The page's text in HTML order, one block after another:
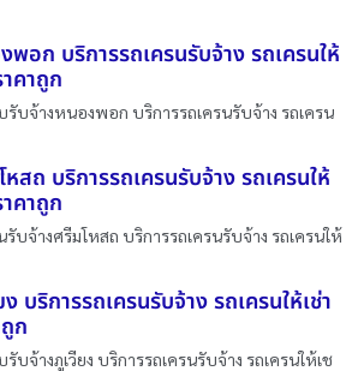
พอก บริการรถเครนรับจ้าง รถเครนให้
าคาถูก
รับจ้างหนองพอก บริการรถเครนรับจ้าง รถเครน
สถ บริการรถเครนรับจ้าง รถเครนให้
าคาถูก
รับจ้างศรีมโหสถ บริการรถเครนรับจ้าง รถเครนให้
บริการรถเครนรับจ้าง รถเครนให้เช่า
ก
บจ้างภูเวียง บริการรถเครนรับจ้าง รถเครนให้เช